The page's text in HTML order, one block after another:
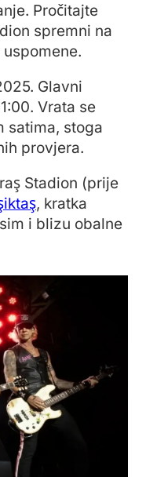
Pročitajte
spremni na
Glavni
Vrata se
satima, stoga
provjera.
Stadion (prije
, kratka
i blizu obalne